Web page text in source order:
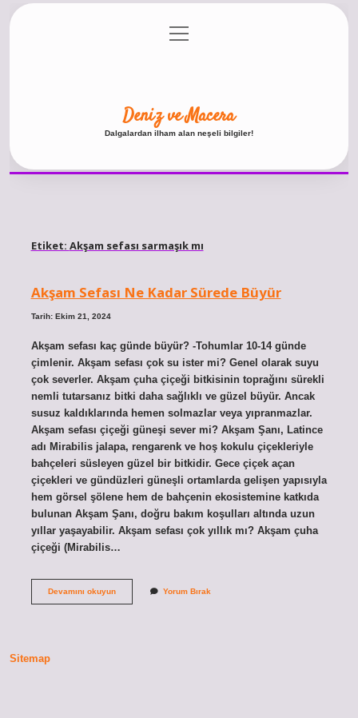
Gizlilik Politikası
menüyü
aç
Deniz ve Macera
Dalgalardan ilham alan neşeli bilgiler!
Etiket: Akşam sefası sarmaşık mı
Akşam Sefası Ne Kadar Sürede Büyür
Tarih: Ekim 21, 2024
Akşam sefası kaç günde büyür? -Tohumlar 10-14 günde
çimlenir. Akşam sefası çok su ister mi? Genel olarak suyu
çok severler. Akşam çuha çiçeği bitkisinin toprağını sürekli
nemli tutarsanız bitki daha sağlıklı ve güzel büyür. Ancak
susuz kaldıklarında hemen solmazlar veya yıpranmazlar.
Akşam sefası çiçeği güneşi sever mi? Akşam Şanı, Latince
adı Mirabilis jalapa, rengarenk ve hoş kokulu çiçekleriyle
bahçeleri süsleyen güzel bir bitkidir. Gece çiçek açan
çiçekleri ve gündüzleri güneşli ortamlarda gelişen yapısıyla
hem görsel şölene hem de bahçenin ekosistemine katkıda
bulunan Akşam Şanı, doğru bakım koşulları altında uzun
yıllar yaşayabilir. Akşam sefası çok yıllık mı? Akşam çuha
çiçeği (Mirabilis…
Devamını okuyunAkşam
Yorum Bırak
Sitemap